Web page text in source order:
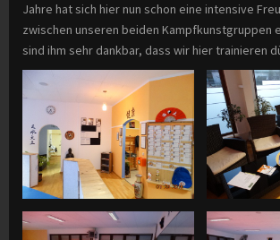
Jahre hat sich hier nun schon eine intensive
zwischen unseren beiden Kampfkunstgruppen
sind ihm sehr dankbar, dass wir hier trainieren